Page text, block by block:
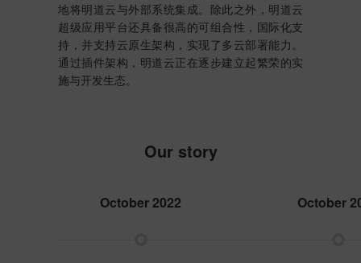
地将明道云与外部系统集成。除此之外，明道云
超级应用平台还具备很高的可组合性，国际化支
持，并支持云原生架构，实现了多云部署能力。
通过插件架构，明道云正在逐步建立起繁荣的实
施与开发生态。
Our story
October 2022 October